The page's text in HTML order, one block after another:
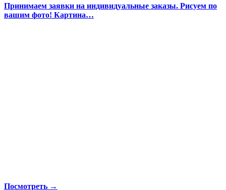
Принимаем заявки на индивидуальные заказы. Рисуем по
вашим фото! Картина…
Посмотреть →